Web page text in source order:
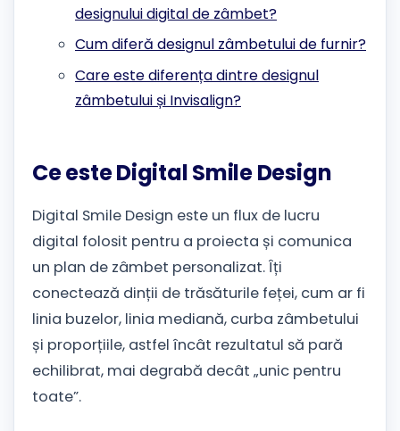
designului digital de zâmbet?
Cum diferă designul zâmbetului de furnir?
Care este diferența dintre designul
zâmbetului și Invisalign?
Ce este Digital Smile Design
Digital Smile Design este un flux de lucru
digital folosit pentru a proiecta și comunica
un plan de zâmbet personalizat. Îți
conectează dinții de trăsăturile feței, cum ar fi
linia buzelor, linia mediană, curba zâmbetului
și proporțiile, astfel încât rezultatul să pară
echilibrat, mai degrabă decât „unic pentru
toate”.